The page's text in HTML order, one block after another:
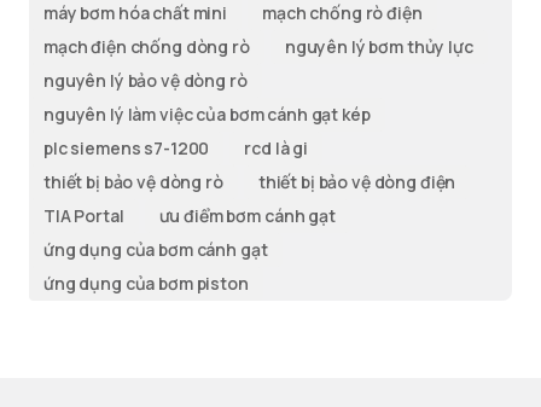
máy bơm hóa chất mini
mạch chống rò điện
mạch điện chống dòng rò
nguyên lý bơm thủy lực
nguyên lý bảo vệ dòng rò
nguyên lý làm việc của bơm cánh gạt kép
plc siemens s7-1200
rcd là gi
thiết bị bảo vệ dòng rò
thiết bị bảo vệ dòng điện
TIA Portal
ưu điểm bơm cánh gạt
ứng dụng của bơm cánh gạt
ứng dụng của bơm piston